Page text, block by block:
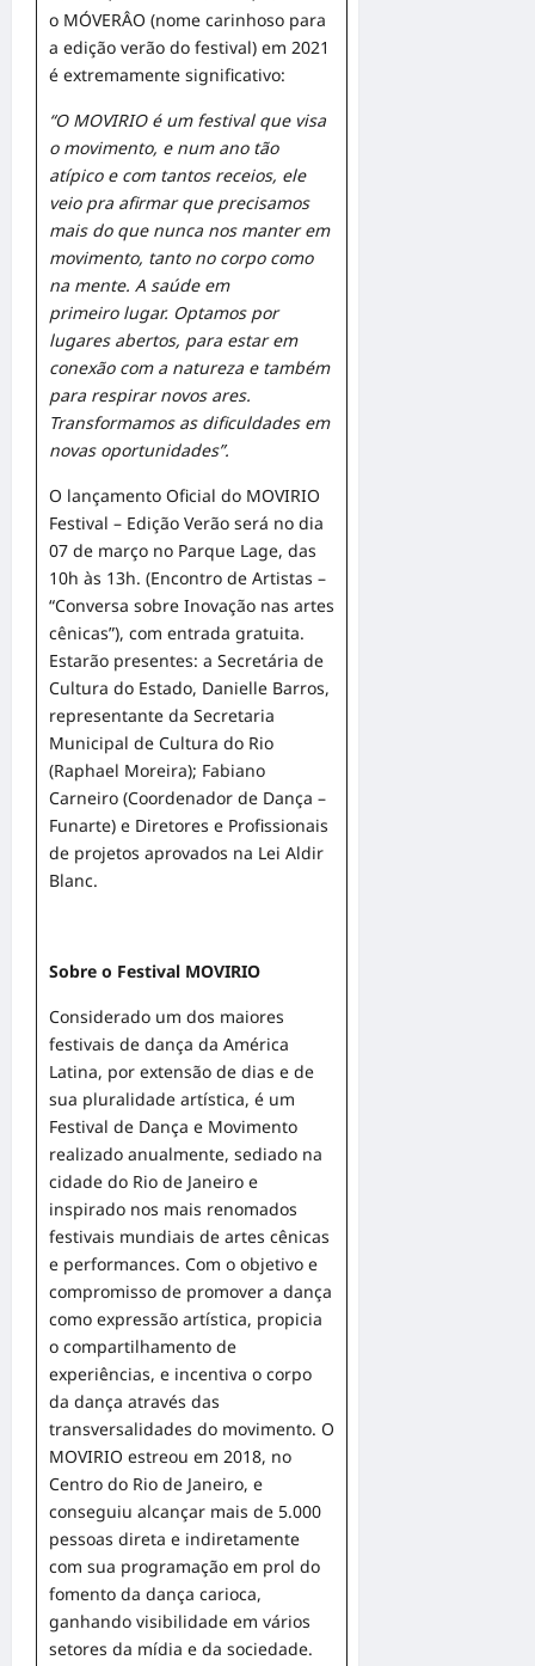
o MÓVERÂO (nome carinhoso para
a edição verão do festival) em 2021
é extremamente significativo:
“O MOVIRIO é um festival que visa
o movimento, e num ano tão
atípico e com tantos receios, ele
veio pra afirmar que precisamos
mais do que nunca nos manter em
movimento, tanto no corpo como
na mente. A saúde em
primeiro lugar. Optamos por
lugares abertos, para estar em
conexão com a natureza e também
para respirar novos ares.
Transformamos as dificuldades em
novas oportunidades”.
O lançamento Oficial do MOVIRIO
Festival – Edição Verão será no dia
07 de março no Parque Lage, das
10h às 13h. (Encontro de Artistas –
“Conversa sobre Inovação nas artes
cênicas”), com entrada gratuita.
Estarão presentes: a Secretária de
Cultura do Estado, Danielle Barros,
representante da Secretaria
Municipal de Cultura do Rio
(Raphael Moreira); Fabiano
Carneiro (Coordenador de Dança –
Funarte) e Diretores e Profissionais
de projetos aprovados na Lei Aldir
Blanc.
Sobre o Festival MOVIRIO
Considerado um dos maiores
festivais de dança da América
Latina, por extensão de dias e de
sua pluralidade artística, é um
Festival de Dança e Movimento
realizado anualmente, sediado na
cidade do Rio de Janeiro e
inspirado nos mais renomados
festivais mundiais de artes cênicas
e performances. Com o objetivo e
compromisso de promover a dança
como expressão artística, propicia
o compartilhamento de
experiências, e incentiva o corpo
da dança através das
transversalidades do movimento. O
MOVIRIO estreou em 2018, no
Centro do Rio de Janeiro, e
conseguiu alcançar mais de 5.000
pessoas direta e indiretamente
com sua programação em prol do
fomento da dança carioca,
ganhando visibilidade em vários
setores da mídia e da sociedade.